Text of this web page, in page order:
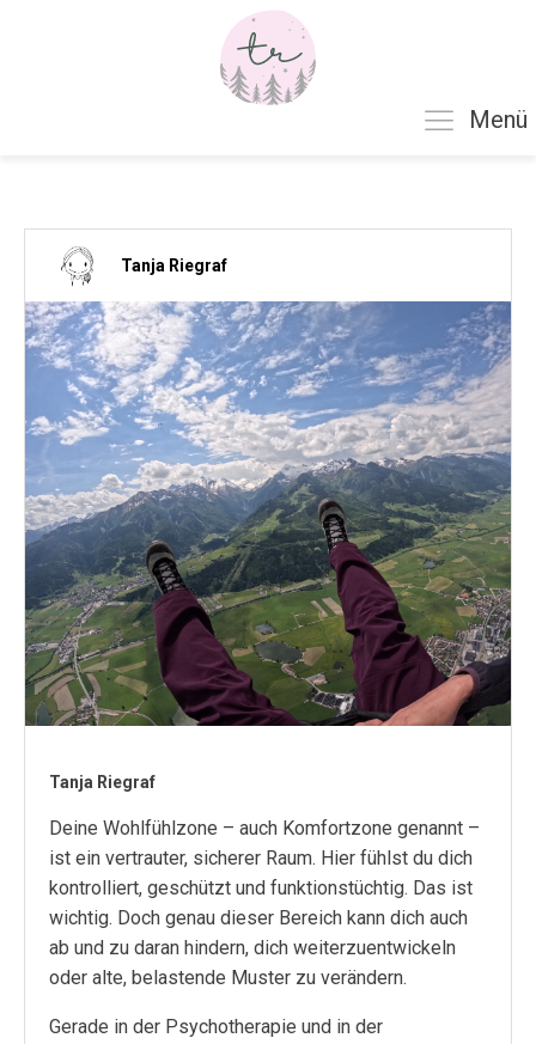
Menü
Tanja Riegraf
Tanja Riegraf
Deine Wohlfühlzone – auch Komfortzone genannt –
ist ein vertrauter, sicherer Raum. Hier fühlst du dich
kontrolliert, geschützt und funktionstüchtig. Das ist
wichtig. Doch genau dieser Bereich kann dich auch
ab und zu daran hindern, dich weiterzuentwickeln
oder alte, belastende Muster zu verändern.
Gerade in der Psychotherapie und in der